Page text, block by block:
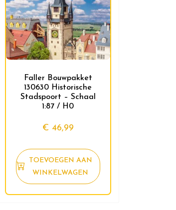
Faller Bouwpakket
130630 Historische
Stadspoort – Schaal
1:87 / H0
€ 46,99
TOEVOEGEN AAN
WINKELWAGEN